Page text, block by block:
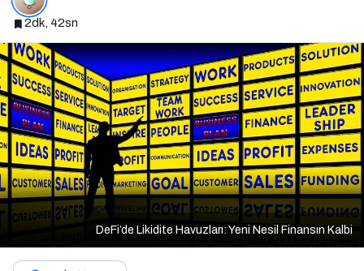
2dk, 42sn
DeFi’de Likidite Havuzları: Yeni Nesil Finansın Kalbi